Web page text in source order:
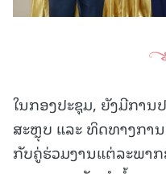
ໃນກອງປະຊຸມ, ຍັງມີການ
ສະຫຼຸບ ແລະ ທິດທາງກາ
ກັບຄູ່ຮ່ວມງານແຕ່ລະພາ